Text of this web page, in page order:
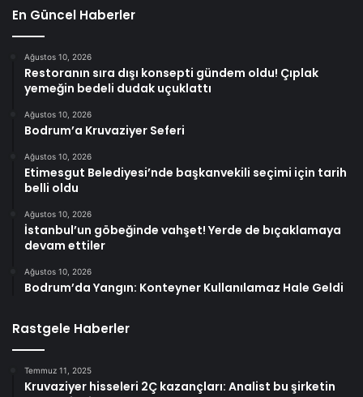
En Güncel Haberler
Ağustos 10, 2026
Restoranın sıra dışı konsepti gündem oldu! Çıplak
yemeğin bedeli dudak uçuklattı
Ağustos 10, 2026
Bodrum’a Kruvaziyer Seferi
Ağustos 10, 2026
Etimesgut Belediyesi’nde başkanvekili seçimi için tarih
belli oldu
Ağustos 10, 2026
İstanbul’un göbeğinde vahşet! Yerde de bıçaklamaya
devam ettiler
Ağustos 10, 2026
Bodrum’da Yangın: Konteyner Kullanılamaz Hale Geldi
Rastgele Haberler
Temmuz 11, 2025
Kruvaziyer hisseleri 2Ç kazançları: Analist bu şirketin